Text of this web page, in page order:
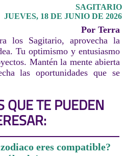
SAGITARIO
JUEVES, 18 DE JUNIO DE 2026
Por Terra
los Sagitario, aprovecha la
Tu optimismo y entusiasmo
Mantén la mente abierta
las oportunidades que se
QUE TE PUEDEN
eres compatible?